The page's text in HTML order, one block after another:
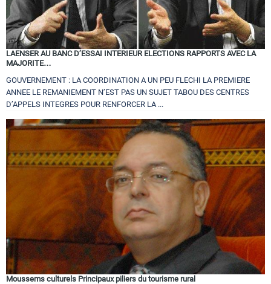
LAENSER AU BANC D’ESSAI INTERIEUR ELECTIONS RAPPORTS AVEC LA
MAJORITE…
GOUVERNEMENT : LA COORDINATION A UN PEU FLECHI LA PREMIERE
ANNEE LE REMANIEMENT N’EST PAS UN SUJET TABOU DES CENTRES
D’APPELS INTEGRES POUR RENFORCER LA ...
Moussems culturels Principaux piliers du tourisme rural